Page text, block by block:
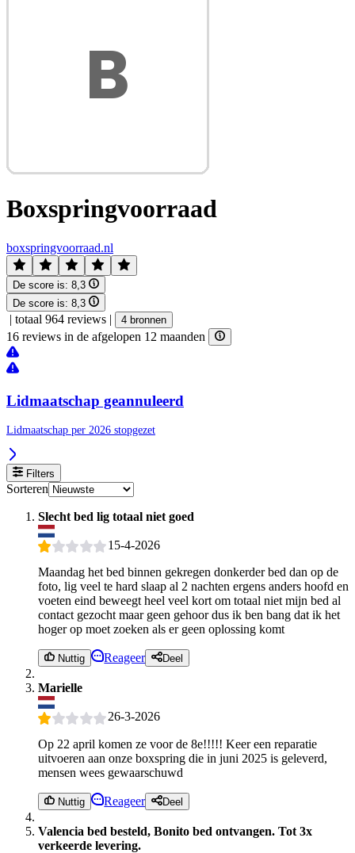
Boxspringvoorraad
boxspringvoorraad.nl
De score is: 8,3
De score is: 8,3
| totaal 964 reviews | 4 bronnen
16 reviews in de afgelopen 12 maanden
Lidmaatschap geannuleerd
Lidmaatschap per 2026 stopgezet
Filters
Sorteren
Slecht bed lig totaal niet goed
15-4-2026
Maandag het bed binnen gekregen donkerder bed dan op de
foto, lig veel te hard slaap al 2 nachten ergens anders hoofd en
voeten eind beweegt heel veel kort om totaal niet mijn bed al
contact gezocht maar geen gehoor dus ik ben bang dat ik het
hoger op moet zoeken als er geen oplossing komt
Nuttig Reageer Deel
Marielle
26-3-2026
Op 22 april komen ze voor de 8e!!!!! Keer een reparatie
uitvoeren aan onze boxspring die in juni 2025 is geleverd,
mensen wees gewaarschuwd
Nuttig Reageer Deel
Valencia bed besteld, Bonito bed ontvangen. Tot 3x
verkeerde levering.